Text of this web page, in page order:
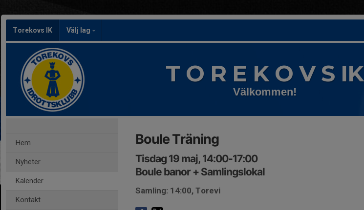
Torekovs IK Välj lag
T O R E K O V S IK
Välkommen!
Hem
Nyheter
Kalender
Kontakt
Boule Träning
Tisdag 19 maj, 14:00-17:00
Boule banor + Samlingslokal
Samling: 14:00, Torevi